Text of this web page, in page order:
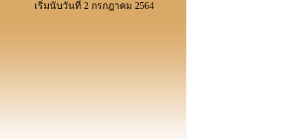
เริ่มนับวันที่ 2 กรกฎาคม 2564